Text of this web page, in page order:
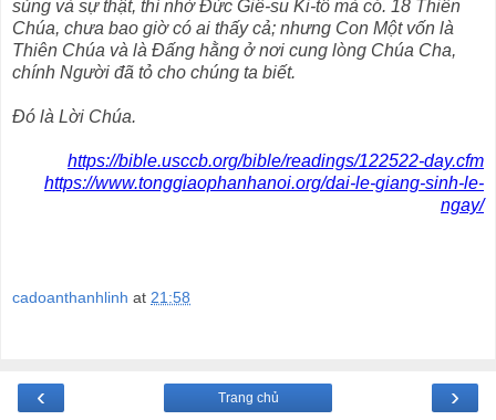
sủng và sự thật, thì nhờ Đức Giê-su Ki-tô mà có. 18 Thiên
Chúa, chưa bao giờ có ai thấy cả; nhưng Con Một vốn là
Thiên Chúa và là Đấng hằng ở nơi cung lòng Chúa Cha,
chính Người đã tỏ cho chúng ta biết.
Đó là Lời Chúa.
https://bible.usccb.org/bible/readings/122522-day.cfm
https://www.tonggiaophanhanoi.org/dai-le-giang-sinh-le-
ngay/
cadoanthanhlinh at 21:58
‹ ›
Trang chủ